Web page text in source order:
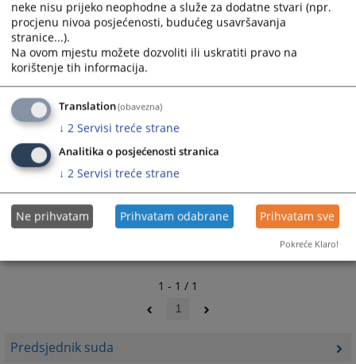
Predsjednik suda
5249
1 - 1 / 1
1
neke nisu prijeko neophodne a služe za dodatne stvari (npr.
procjenu nivoa posjećenosti, budućeg usavršavanja
stranice...).
Na ovom mjestu možete dozvoliti ili uskratiti pravo na
korištenje tih informacija.
Translation(obavezna)
↓ 2 Servisi treće strane
Analitika o posjećenosti stranica
↓ 2 Servisi treće strane
Ne prihvatam Prihvatam odabrane Prihvatam sve
Pokreće Klaro!